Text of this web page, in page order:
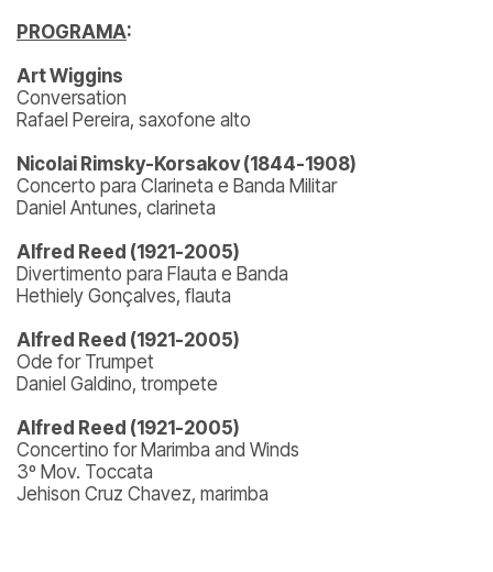
PROGRAMA:
Art Wiggins
Conversation
Rafael Pereira, saxofone alto
Nicolai Rimsky-Korsakov (1844-1908)
Concerto para Clarineta e Banda Militar
Daniel Antunes, clarineta
Alfred Reed (1921-2005)
Divertimento para Flauta e Banda
Hethiely Gonçalves, flauta
Alfred Reed (1921-2005)
Ode for Trumpet
Daniel Galdino, trompete
Alfred Reed (1921-2005)
Concertino for Marimba and Winds
3º Mov. Toccata
Jehison Cruz Chavez, marimba